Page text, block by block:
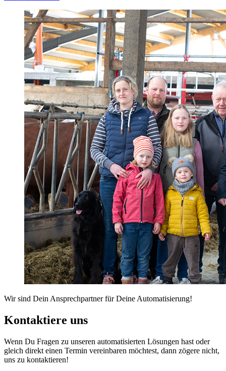
Wir sind Dein Ansprechpartner für Deine Automatisierung!
Kontaktiere uns
Wenn Du Fragen zu unseren automatisierten Lösungen hast oder
gleich direkt einen Termin vereinbaren möchtest, dann zögere nicht,
uns zu kontaktieren!